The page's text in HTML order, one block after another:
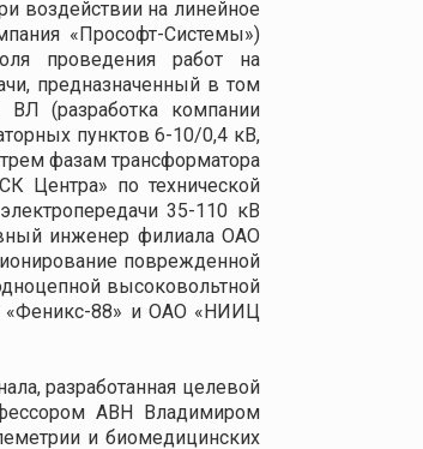
воздействии на линейное
«Прософт-Системы»)
проведения работ на
предназначенный в том
(разработка компании
пунктов 6-10/0,4 кВ,
фазам трансформатора
Центра» по технической
35-110 кВ
инженер филиала ОАО
поврежденной
высоковольтной
«Феникс-88» и ОАО «НИИЦ
разработанная целевой
АВН Владимиром
и биомедицинских